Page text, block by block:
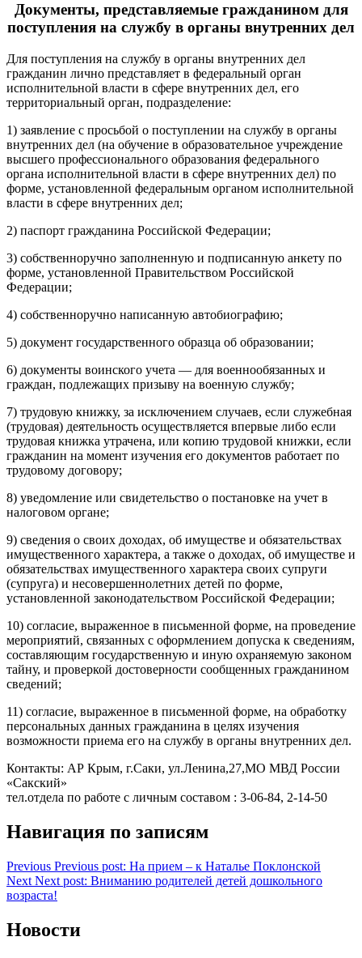
Документы, представляемые гражданином для
поступления на службу в органы внутренних дел
Для поступления на службу в органы внутренних дел
гражданин лично представляет в федеральный орган
исполнительной власти в сфере внутренних дел, его
территориальный орган, подразделение:
1) заявление с просьбой о поступлении на службу в органы
внутренних дел (на обучение в образовательное учреждение
высшего профессионального образования федерального
органа исполнительной власти в сфере внутренних дел) по
форме, установленной федеральным органом исполнительной
власти в сфере внутренних дел;
2) паспорт гражданина Российской Федерации;
3) собственноручно заполненную и подписанную анкету по
форме, установленной Правительством Российской
Федерации;
4) собственноручно написанную автобиографию;
5) документ государственного образца об образовании;
6) документы воинского учета — для военнообязанных и
граждан, подлежащих призыву на военную службу;
7) трудовую книжку, за исключением случаев, если служебная
(трудовая) деятельность осуществляется впервые либо если
трудовая книжка утрачена, или копию трудовой книжки, если
гражданин на момент изучения его документов работает по
трудовому договору;
8) уведомление или свидетельство о постановке на учет в
налоговом органе;
9) сведения о своих доходах, об имуществе и обязательствах
имущественного характера, а также о доходах, об имуществе и
обязательствах имущественного характера своих супруги
(супруга) и несовершеннолетних детей по форме,
установленной законодательством Российской Федерации;
10) согласие, выраженное в письменной форме, на проведение
мероприятий, связанных с оформлением допуска к сведениям,
составляющим государственную и иную охраняемую законом
тайну, и проверкой достоверности сообщенных гражданином
сведений;
11) согласие, выраженное в письменной форме, на обработку
персональных данных гражданина в целях изучения
возможности приема его на службу в органы внутренних дел.
Контакты: АР Крым, г.Саки, ул.Ленина,27,МО МВД России
«Сакский»
тел.отдела по работе с личным составом : 3-06-84, 2-14-50
Навигация по записям
Previous Previous post: На прием – к Наталье Поклонской
Next Next post: Вниманию родителей детей дошкольного
возраста!
Новости